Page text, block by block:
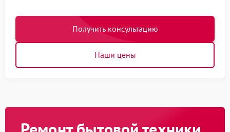
Получить консультацию
Наши цены